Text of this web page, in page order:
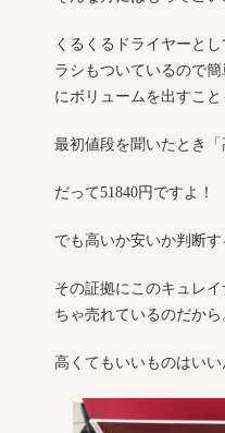
くるくるドライヤーと
ラシもついているので
にボリュームを出すこと
最初値段を聞いたとき「
だって51840円ですよ！
でも高いか安いか判断す
その証拠にこのキュレイ
ちゃ売れているのだから
高くてもいいものはいい